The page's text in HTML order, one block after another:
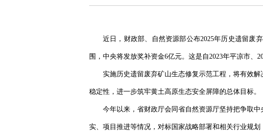
近日，财政部、自然资源部公布2025年历史遗留废
围，中央将发放奖补资金6亿元。这是自2023年平凉市、
实施历史遗留废弃矿山生态修复示范工程，将有效
稳定性，进一步筑牢黄土高原生态安全屏障的总体目标。
今年以来，省财政厅会同省自然资源厅坚持把争取
实、项目推进等情况，对标国家战略部署和相关行业规